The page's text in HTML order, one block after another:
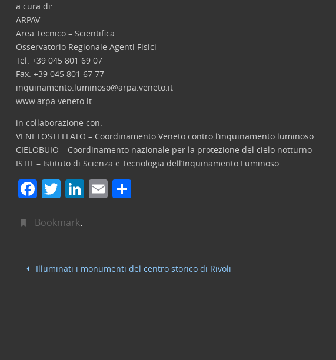
a cura di:
ARPAV
Area Tecnico – Scientifica
Osservatorio Regionale Agenti Fisici
Tel. +39 045 801 69 07
Fax. +39 045 801 67 77
inquinamento.luminoso@arpa.veneto.it
www.arpa.veneto.it
in collaborazione con:
VENETOSTELLATO – Coordinamento Veneto contro l’inquinamento luminoso
CIELOBUIO – Coordinamento nazionale per la protezione del cielo notturno
ISTIL – Istituto di Scienza e Tecnologia dell’Inquinamento Luminoso
F
c
b
T
itt
Li
dI
E
vi
Bookmark.
Illuminati i monumenti del centro storico di Rivoli